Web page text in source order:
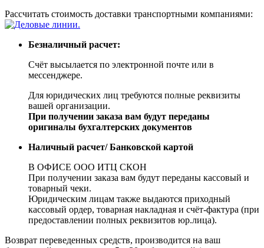
Рассчитать стоимость доставки транспортными компаниями:
Безналичный расчет:
Счёт высылается по электронной почте или в
мессенджере.
Для юридических лиц требуются полные реквизиты
вашей организации.
При получении заказа вам будут переданы
оригиналы бухгалтерских документов
Наличный расчет/ Банковской картой
В ОФИСЕ ООО ИТЦ СКОН
При получении заказа вам будут переданы кассовый и
товарный чеки.
Юридическим лицам также выдаются приходный
кассовый ордер, товарная накладная и счёт-фактура (при
предоставлении полных реквизитов юр.лица).
Возврат переведенных средств, производится на ваш